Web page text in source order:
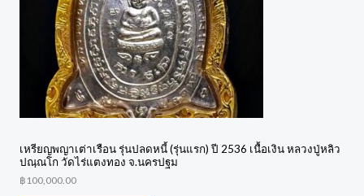
เหรียญพญาเต่าเรือน รุ่นปลดหนี้ (รุ่นแรก) ปี 2536 เนื้อเงิน หลวงปู่หลิว
ปณฺณโก วัดไร่แตงทอง จ.นครปฐม
฿ 100,000.00